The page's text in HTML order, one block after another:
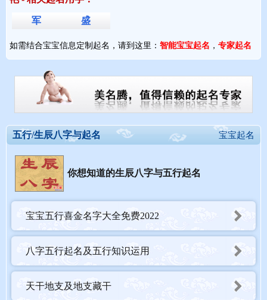
军 盛
如需结合宝宝信息定制起名，请到这里： 智能宝宝起名 ， 专家起名
宝宝起名
五行/生辰八字与起名
你想知道的生辰八字与五行起名
宝宝五行喜金名字大全免费2022
八字五行起名及五行知识运用
天干地支及地支藏干